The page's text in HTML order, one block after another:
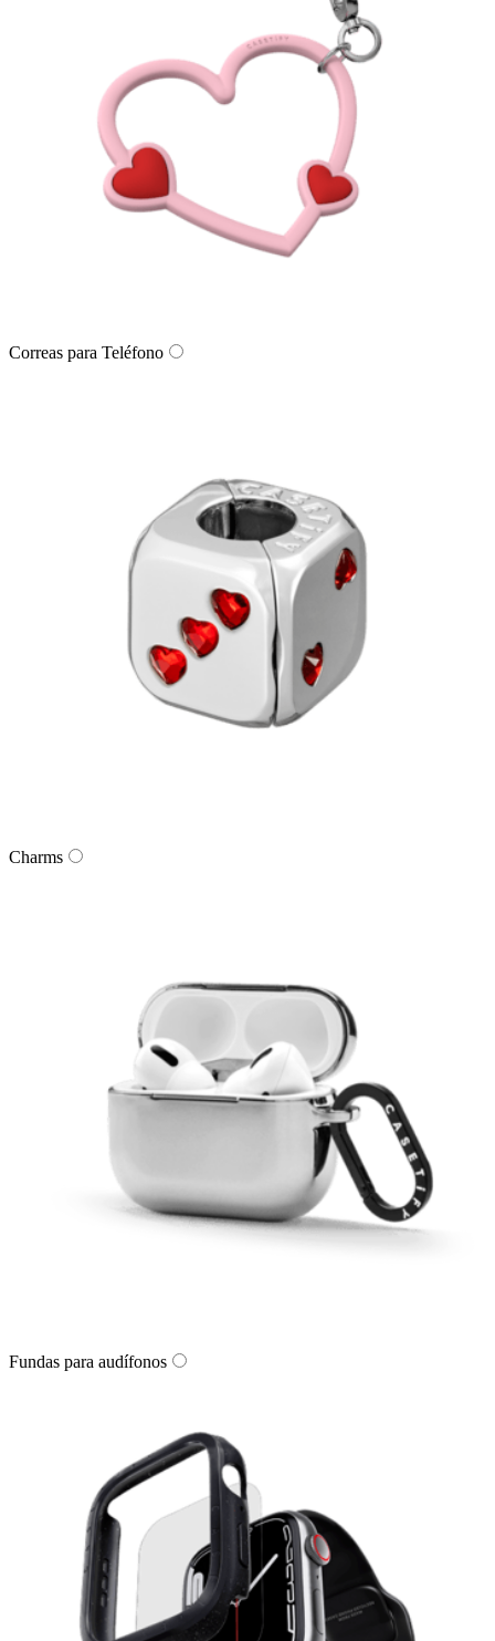
Correas para Teléfono
Charms
Fundas para audífonos